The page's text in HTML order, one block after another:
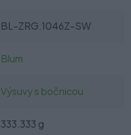
BL-ZRG.1046Z-SW
Blum
Výsuvy s bočnicou
333.333 g